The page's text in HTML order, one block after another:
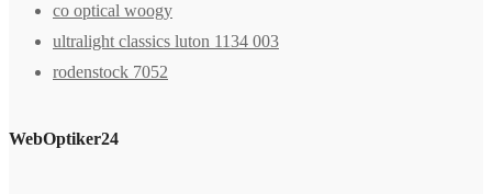
co optical woogy
ultralight classics luton 1134 003
rodenstock 7052
WebOptiker24